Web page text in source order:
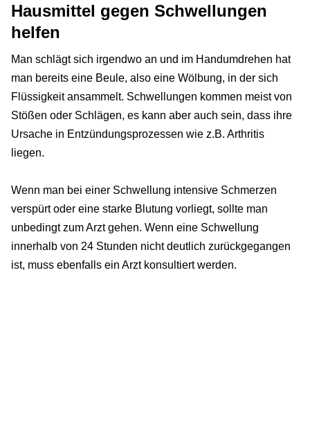
Hausmittel gegen Schwellungen
helfen
Man schlägt sich irgendwo an und im Handumdrehen hat
man bereits eine Beule, also eine Wölbung, in der sich
Flüssigkeit ansammelt. Schwellungen kommen meist von
Stößen oder Schlägen, es kann aber auch sein, dass ihre
Ursache in Entzündungsprozessen wie z.B. Arthritis
liegen.
Wenn man bei einer Schwellung intensive Schmerzen
verspürt oder eine starke Blutung vorliegt, sollte man
unbedingt zum Arzt gehen. Wenn eine Schwellung
innerhalb von 24 Stunden nicht deutlich zurückgegangen
ist, muss ebenfalls ein Arzt konsultiert werden.